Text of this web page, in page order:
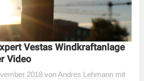
Vestas Windkraftanlage
Video
2018 vonAndres Lehmann mit